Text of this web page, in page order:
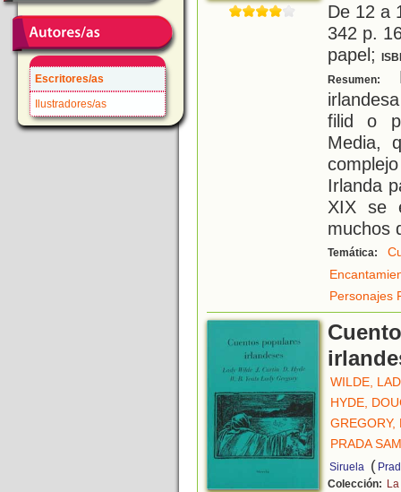
Escritores/as
Ilustradores/as
De 12 a
342 p.
papel;
Resumen:
filid o
Media,
Irlanda
XIX se
muchos
Temática:
Personajes
WILDE,
HYDE,
GREGORY,
PRADA
Siruela (
Colección: